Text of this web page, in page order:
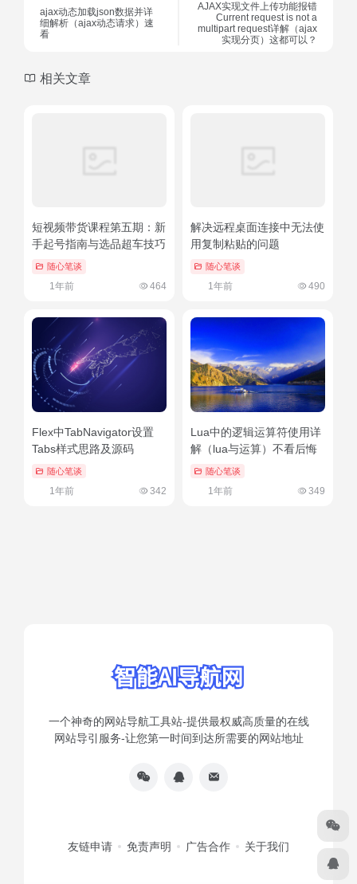
ajax动态加载json数据并详
细解析（ajax动态请求）速
看
AJAX实现文件上传功能报错
Current request is not a
multipart request详解（ajax
实现分页）这都可以？
相关文章
短视频带货课程第五期：新
手起号指南与选品超车技巧
随心笔谈
1年前 464
解决远程桌面连接中无法使
用复制粘贴的问题
随心笔谈
1年前 490
Flex中TabNavigator设置
Tabs样式思路及源码
随心笔谈
1年前 342
Lua中的逻辑运算符使用详
解（lua与运算）不看后悔
随心笔谈
1年前 349
一个神奇的网站导航工具站-提供最权威高质量的在线
网站导引服务-让您第一时间到达所需要的网站地址
友链申请 免责声明 广告合作 关于我们